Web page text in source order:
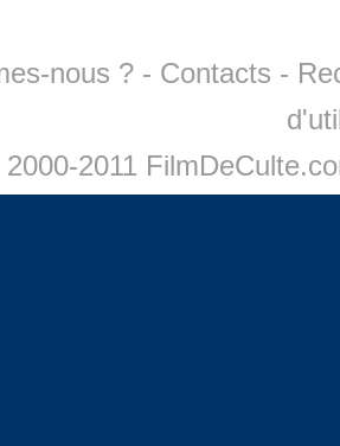
nous ? - Contacts -
2011